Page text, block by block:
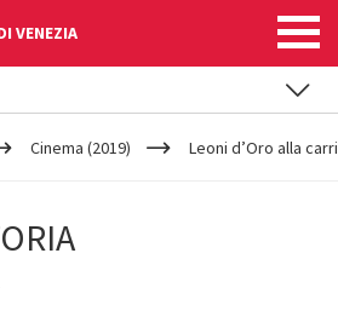
VENEZIA
Cinema (2019) Leoni d’Oro alla